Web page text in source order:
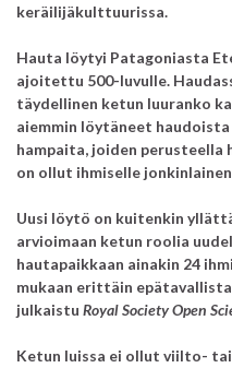
keräilijäkulttuurissa.
Hauta löytyi Patagoniasta
ajoitettu 500-luvulle.
täydellinen ketun luuranko
aiemmin löytäneet
hampaita, joiden
on ollut ihmiselle
Uusi löytö on kuitenkin
arvioimaan ketun roolia
hautapaikkaan ainakin 24
mukaan erittäin
julkaistu Royal Society Open
Ketun luissa ei ollut viilto-